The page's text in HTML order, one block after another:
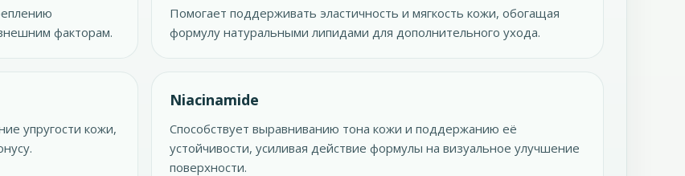
факторам.
Помогает поддерживать эластичность и мягкость кожи, обогащая
формулу натуральными липидами для дополнительного ухода.
упругости кожи,
Niacinamide
Способствует выравниванию тона кожи и поддержанию её
устойчивости, усиливая действие формулы на визуальное улучшение
поверхности.